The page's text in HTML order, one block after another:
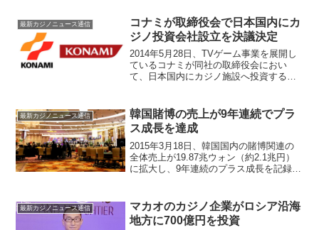
住民族のミシェワル・ワッポ族がカジノ
を建設する計画が浮...
最新カジノニュース通信
コナミが取締役会で日本国内にカ
ジノ投資会社設立を決議決定
2014年5月28日、TVゲーム事業を展開し
ているコナミが同社の取締役会におい
て、日本国内にカジノ施設へ投資する子
公式サイトのプレスリリースページ）
1996年から海外カ...
最新カジノニュース通信
韓国賭博の売上が9年連続でプラ
ス成長を達成
2015年3月18日、韓国国内の賭博関連の
全体売上が19.87兆ウォン（約2.1兆円）
に拡大し、9年連続のプラス成長を記録し
タによれば、昨年の賭博関連の売上は全
体で1,...
最新カジノニュース通信
マカオのカジノ企業がロシア沿海
地方に700億円を投資